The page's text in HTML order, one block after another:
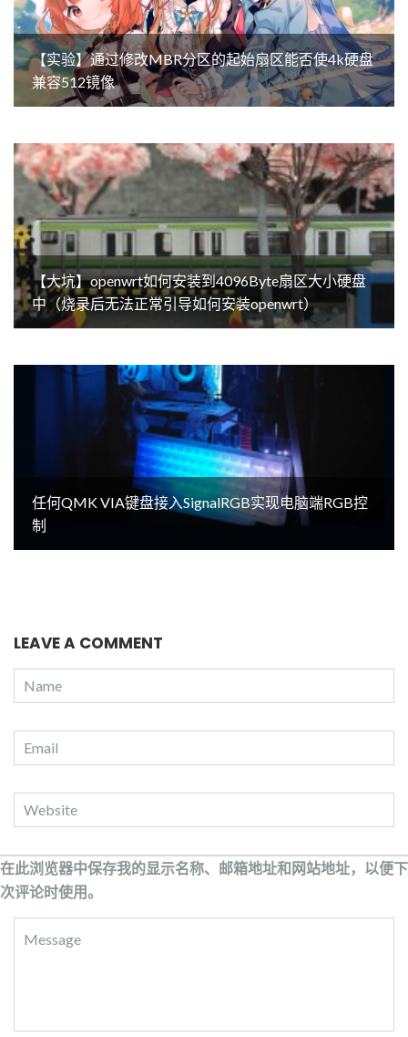
【实验】通过修改MBR分区的起始扇区能否使4k硬盘
兼容512镜像
【大坑】openwrt如何安装到4096Byte扇区大小硬盘
中（烧录后无法正常引导如何安装openwrt）
任何QMK VIA键盘接入SignalRGB实现电脑端RGB控
制
LEAVE A COMMENT
在此浏览器中保存我的显示名称、邮箱地址和网站地址，以便下
次评论时使用。